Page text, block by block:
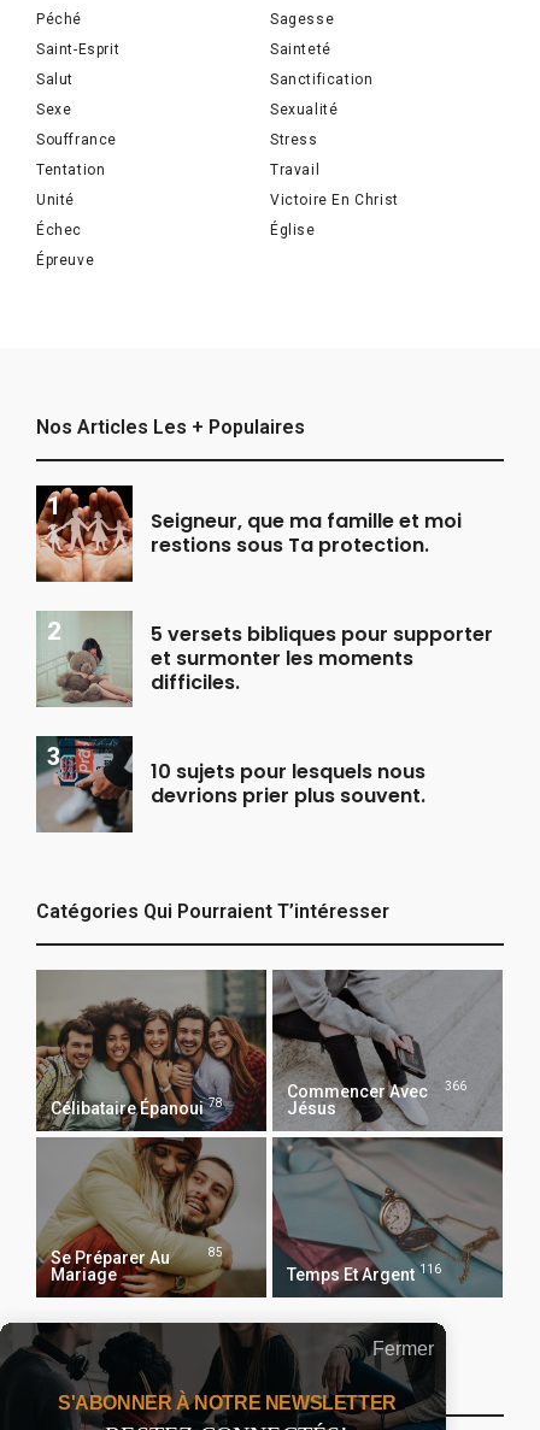
Péché
Sagesse
Saint-Esprit
Sainteté
Salut
Sanctification
Sexe
Sexualité
Souffrance
Stress
Tentation
Travail
Unité
Victoire En Christ
Échec
Église
Épreuve
Nos Articles Les + Populaires
Seigneur, que ma famille et moi
restions sous Ta protection.
5 versets bibliques pour supporter
et surmonter les moments
difficiles.
10 sujets pour lesquels nous
devrions prier plus souvent.
Catégories Qui Pourraient T’intéresser
Célibataire Épanoui 78
Commencer Avec
Jésus
366
Se Préparer Au
Mariage
85
Temps Et Argent 116
Recevoir Notre Newsletter Chaque Matin
Fermer
S'ABONNER À NOTRE NEWSLETTER